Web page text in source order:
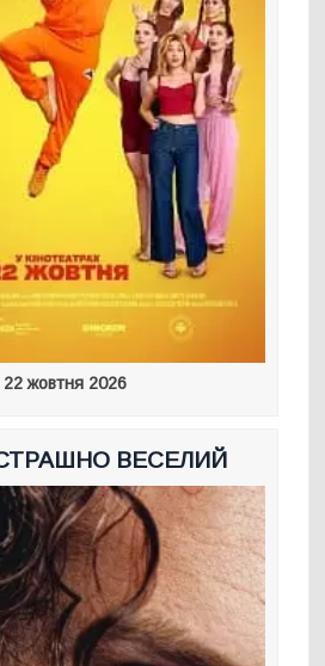
22 жовтня 2026
ВЕСЕЛИЙ